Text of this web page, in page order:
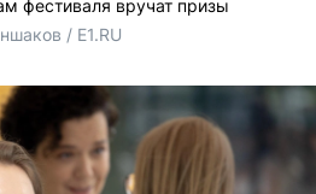
фестиваля вручат призы
/ E1.RU